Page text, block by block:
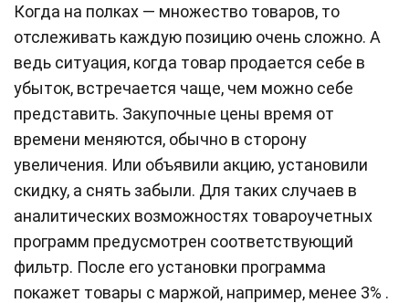
Когда на полках — множество товаров, то
отслеживать каждую позицию очень сложно. А
ведь ситуация, когда товар продается себе в
убыток, встречается чаще, чем можно себе
представить. Закупочные цены время от
времени меняются, обычно в сторону
увеличения. Или объявили акцию, установили
скидку, а снять забыли. Для таких случаев в
аналитических возможностях товароучетных
программ предусмотрен соответствующий
фильтр. После его установки программа
покажет товары с маржой, например, менее 3% .